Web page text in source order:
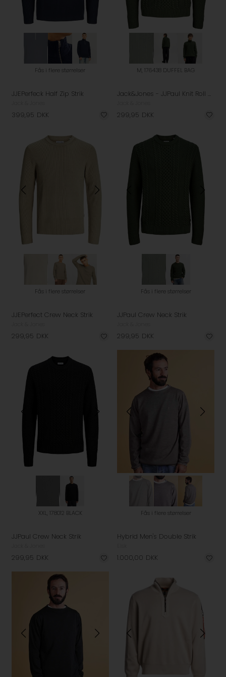
Fås i flere størrelser
JJEPerfeck Half Zip Strik
399,95 DKK
M, 176438 DUFFEL BAG
Jack&Jones - JJPaul Knit Roll Neck Strik
299,95 DKK
Fås i flere størrelser
JJEPerfect Crew Neck Strik
299,95 DKK
Fås i flere størrelser
JJPaul Crew Neck Strik
299,95 DKK
XXL, 178012 BLACK
JJPaul Crew Neck Strik
299,95 DKK
Fås i flere størrelser
Hybrid Men's Double Strik
1.000,00 DKK